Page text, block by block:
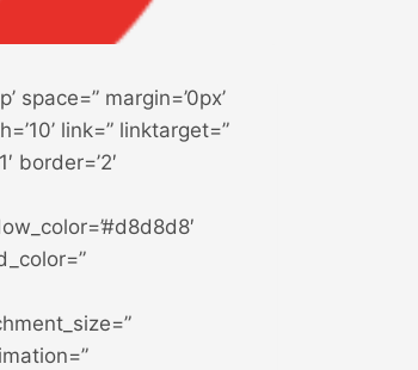
space=” margin=’0px’
link=” linktarget=”
border=’2′